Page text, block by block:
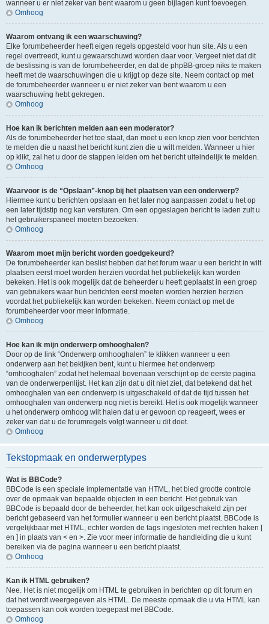
wanneer u er niet zeker van bent waarom u geen bijlagen kunt toevoegen.
Omhoog
Waarom ontvang ik een waarschuwing?
Elke forumbeheerder heeft eigen regels opgesteld voor hun site. Als u een
regel overtreedt, kunt u gewaarschuwd worden daar voor. Vergeet niet dat dit
de beslissing is van de forumbeheerder, en dat de phpBB-groep niks te maken
heeft met de waarschuwingen die u krijgt op deze site. Neem contact op met
de forumbeheerder wanneer u er niet zeker van bent waarom u een
waarschuwing hebt gekregen.
Omhoog
Hoe kan ik berichten melden aan een moderator?
Als de forumbeheerder het toe staat, dan moet u een knop zien voor berichten
te melden die u naast het bericht kunt zien die u wilt melden. Wanneer u hier
op klikt, zal het u door de stappen leiden om het bericht uiteindelijk te melden.
Omhoog
Waarvoor is de “Opslaan”-knop bij het plaatsen van een onderwerp?
Hiermee kunt u berichten opslaan en het later nog aanpassen zodat u het op
een later tijdstip nog kan versturen. Om een opgeslagen bericht te laden zult u
het gebruikerspaneel moeten bezoeken.
Omhoog
Waarom moet mijn bericht worden goedgekeurd?
De forumbeheerder kan beslist hebben dat het forum waar u een bericht in wilt
plaatsen eerst moet worden herzien voordat het publiekelijk kan worden
bekeken. Het is ook mogelijk dat de beheerder u heeft geplaatst in een groep
van gebruikers waar hun berichten eerst moeten worden herzien herzien
voordat het publiekelijk kan worden bekeken. Neem contact op met de
forumbeheerder voor meer informatie.
Omhoog
Hoe kan ik mijn onderwerp omhooghalen?
Door op de link “Onderwerp omhooghalen” te klikken wanneer u een
onderwerp aan het bekijken bent, kunt u hiermee het onderwerp
“omhooghalen” zodat het helemaal bovenaan verschijnt op de eerste pagina
van de onderwerpenlijst. Het kan zijn dat u dit niet ziet, dat betekend dat het
omhooghalen van een onderwerp is uitgeschakeld of dat de tijd tussen het
omhooghalen van onderwerp nog niet is bereikt. Het is ook mogelijk wanneer
u het onderwerp omhoog wilt halen dat u er gewoon op reageert, wees er
zeker van dat u de forumregels volgt wanneer u dit doet.
Omhoog
Tekstopmaak en onderwerptypes
Wat is BBCode?
BBCode is een speciale implementatie van HTML, het bied grootte controle
over de opmaak van bepaalde objecten in een bericht. Het gebruik van
BBCode is bepaald door de beheerder, het kan ook uitgeschakeld zijn per
bericht gebaseerd van het formulier wanneer u een bericht plaatst. BBCode is
vergelijkbaar met HTML, echter worden de tags ingesloten met rechten haken [
en ] in plaats van < en >. Zie voor meer informatie de handleiding die u kunt
bereiken via de pagina wanneer u een bericht plaatst.
Omhoog
Kan ik HTML gebruiken?
Nee. Het is niet mogelijk om HTML te gebruiken in berichten op dit forum en
dat het wordt weergegeven als HTML. De meeste opmaak die u via HTML kan
toepassen kan ook worden toegepast met BBCode.
Omhoog